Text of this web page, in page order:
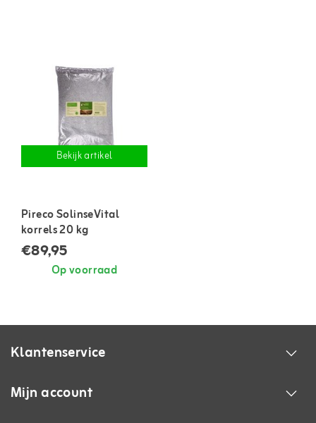
Bekijk artikel
Pireco SolinseVital
korrels 20 kg
€89,95
Op voorraad
Klantenservice
Mijn account